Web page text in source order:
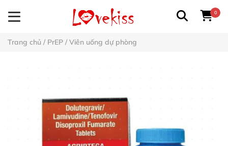
0
Trang chủ / PrEP / Viên uống dự phòng